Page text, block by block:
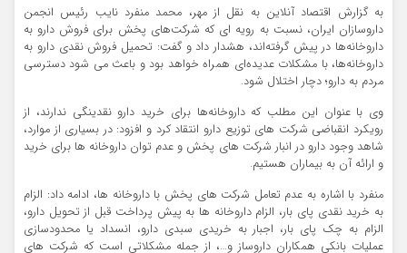
به گزارش اقتصاد آنلاین به نقل از مهر، محمد منفرد نایب رئیس انجمن
داروسازان ایران، نسبت به رویه ای که شرکت‌های پخش برای فروش دارو به
داروخانه‌ها در پیش گرفته‌اند، هشدار داد و گفت: تحمیل فروش نقدی دارو به
داروخانه‌ها، با مشکلات عدیده‌ای همراه خواهد بود و باعث می شود دسترسی
مردم به دارو؛ دچار اختلال شود.
وی با عنوان این مطلب که داروخانه‌ها برای خرید دارو نقدینگی ندارند، از
رویکرد انقباضی شرکت های توزیع دارو انتقاد کرد و افزود: در بسیاری از موارد،
شاهد وجود دارو در انبار شرکت های پخش و عدم توان داروخانه ها برای خرید
و ارائه آن به بیماران هستیم.
منفرد با اشاره به عدم تعامل شرکت های پخش با داروخانه ها، ادامه داد: الزام
به خرید نقدی پای بار، الزام داروخانه ها به پیش پرداخت قبل از تحویل دارو،
الزام به چک پای بار، اجبار به خریدی سبدی دارو، انسداد یا محدودسازی
عملیات بانکی همکاران داروساز و…، از جمله مشکلاتی است که شرکت های